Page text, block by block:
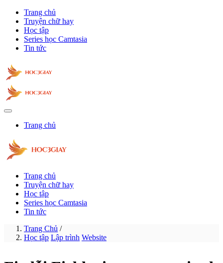
Trang chủ
Truyện chữ hay
Học tập
Series học Camtasia
Tin tức
Trang chủ
Trang chủ
Truyện chữ hay
Học tập
Series học Camtasia
Tin tức
Trang Chủ /
Học tập Lập trình Website